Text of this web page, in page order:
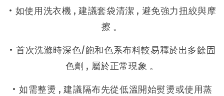
• 如使用洗衣機 , 建議套袋清潔 , 避免強力扭絞與摩
擦 。
• 首次洗滌時深色/飽和色系布料較易釋於出多餘固
色劑 , 屬於正常現象 。
• 如需整燙 , 建議隔布先從低溫開始熨燙或使用蒸